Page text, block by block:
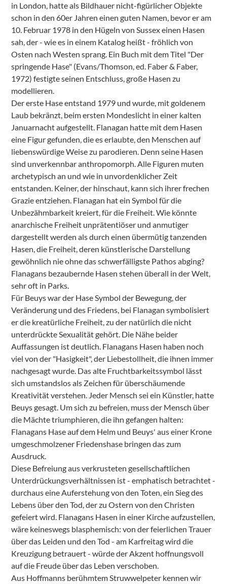
in London, hatte als Bildhauer nicht-figürlicher Objekte
schon in den 60er Jahren einen guten Namen, bevor er am
10. Februar 1978 in den Hügeln von Sussex einen Hasen
sah, der - wie es in einem Katalog heißt - fröhlich von
Osten nach Westen sprang. Ein Buch mit dem Titel "Der
springende Hase" (Evans/Thomson, ed. Faber & Faber,
1972) festigte seinen Entschluss, große Hasen zu
modellieren.
Der erste Hase entstand 1979 und wurde, mit goldenem
Laub bekränzt, beim ersten Mondeslicht in einer kalten
Januarnacht aufgestellt. Flanagan hatte mit dem Hasen
eine Figur gefunden, die es erlaubte, den Menschen auf
liebenswürdige Weise zu parodieren. Denn seine Hasen
sind unverkennbar anthropomorph. Alle Figuren muten
archetypisch an und wie in unvordenklicher Zeit
entstanden. Keiner, der hinschaut, kann sich ihrer frechen
Grazie entziehen. Flanagan hat ein Symbol für die
Unbezähmbarkeit kreiert, für die Freiheit. Wie könnte
anarchische Freiheit unprätentiöser und anmutiger
dargestellt werden als durch einen übermütig tanzenden
Hasen, die Freiheit, deren künstlerische Darstellung
gewöhnlich nie ohne das schwerfälligste Pathos abging?
Flanagans bezaubernde Hasen stehen überall in der Welt,
sehr oft in Parks.
Für Beuys war der Hase Symbol der Bewegung, der
Veränderung und des Friedens, bei Flanagan symbolisiert
er die kreatürliche Freiheit, zu der natürlich die nicht
unterdrückte Sexualität gehört. Die Nähe beider
Auffassungen ist deutlich. Flanagans Hasen haben noch
viel von der "Hasigkeit", der Liebestollheit, die ihnen immer
nachgesagt wurde. Das alte Fruchtbarkeitssymbol lässt
sich umstandslos als Zeichen für überschäumende
Kreativität verstehen. Jeder Mensch sei ein Künstler, hatte
Beuys gesagt. Um sich zu befreien, muss der Mensch über
die Mächte triumphieren, die ihn gefangen halten:
Flanagans Hase auf dem Helm und Beuys' aus einer Krone
umgeschmolzener Friedenshase bringen das zum
Ausdruck.
Diese Befreiung aus verkrusteten gesellschaftlichen
Unterdrückungsverhältnissen ist - emphatisch betrachtet -
durchaus eine Auferstehung von den Toten, ein Sieg des
Lebens über den Tod, der zu Ostern von den Christen
gefeiert wird. Flanagans Hasen in einer Kirche aufzustellen,
wäre keineswegs blasphemisch: von der feierlichen Trauer
über das Leiden und den Tod - am Karfreitag wird die
Kreuzigung betrauert - würde der Akzent hoffnungsvoll
auf die Freude über das Leben verschoben.
Aus Hoffmanns berühmtem Struwwelpeter kennen wir